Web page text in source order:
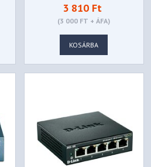
3 810 Ft
(3 000 FT + ÁFA)
KOSÁRBA